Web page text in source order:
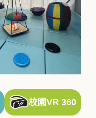
校園VR 360